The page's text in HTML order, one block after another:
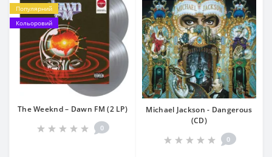
Популярний
Кольоровий
The Weeknd – Dawn FM (2 LP)
0
Michael Jackson - Dangerous
(CD)
0